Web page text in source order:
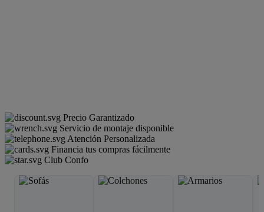
Precio Garantizado
Servicio de montaje disponible
Atención Personalizada
Financia tus compras fácilmente
Club Confo